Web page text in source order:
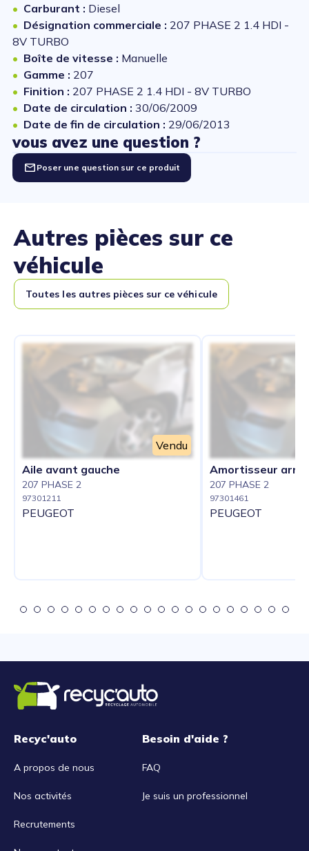
Carburant : Diesel
Désignation commerciale : 207 PHASE 2 1.4 HDI -
8V TURBO
Boîte de vitesse : Manuelle
Gamme : 207
Finition : 207 PHASE 2 1.4 HDI - 8V TURBO
Date de circulation : 30/06/2009
Date de fin de circulation : 29/06/2013
vous avez une question ?
Poser une question sur ce produit
Autres pièces sur ce
véhicule
Toutes les autres pièces sur ce véhicule
Vendu
Aile avant gauche
207 PHASE 2
97301211
PEUGEOT
Amortisseur
207 PHASE 2
97301461
PEUGEOT
Recyc'auto
A propos de nous
Nos activités
Recrutements
Besoin d'aide ?
FAQ
Je suis un professionnel